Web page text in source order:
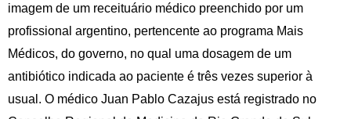
imagem de um receituário médico preenchido por um
profissional argentino, pertencente ao programa Mais
Médicos, do governo, no qual uma dosagem de um
antibiótico indicada ao paciente é três vezes superior à
usual. O médico Juan Pablo Cazajus está registrado no